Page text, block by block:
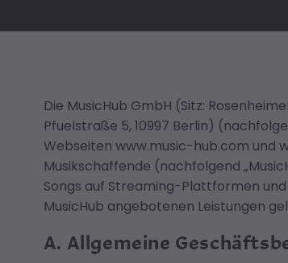
Die MusicHub GmbH (Sitz:
Pfuelstraße 5, 10997 Berlin)
Webseiten www.music-hub.com und
Musikschaffende (nachfolgend
Songs auf Streaming-Plattformen
MusicHub angebotenen Leistungen
A. Allgemeine